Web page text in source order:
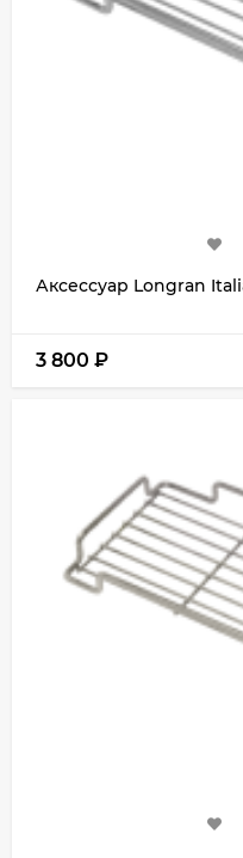
Аксессуар Longran
3 800 ₽